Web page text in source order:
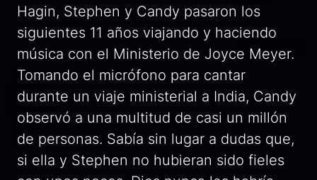
Hagin, Stephen y Candy pasaron los
siguientes 11 años viajando y haciendo
música con el Ministerio de Joyce Meyer.
Tomando el micrófono para cantar
durante un viaje ministerial a India, Candy
observó a una multitud de casi un millón
de personas. Sabía sin lugar a dudas que,
si ella y Stephen no hubieran sido fieles